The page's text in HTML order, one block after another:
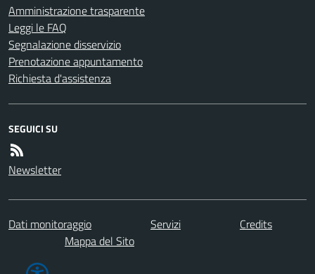
Amministrazione trasparente
Leggi le FAQ
Segnalazione disservizio
Prenotazione appuntamento
Richiesta d'assistenza
SEGUICI SU
Newsletter
Dati monitoraggio Servizi
Credits
Mappa del Sito